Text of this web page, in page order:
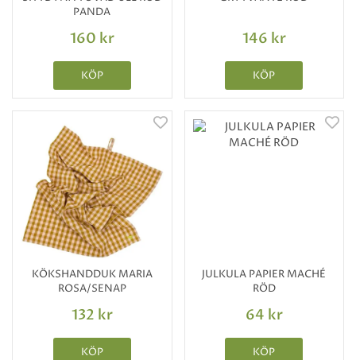
PANDA
160 kr
KÖP
146 kr
KÖP
KÖKSHANDDUK MARIA
ROSA/SENAP
132 kr
KÖP
JULKULA PAPIER MACHÉ
RÖD
64 kr
KÖP